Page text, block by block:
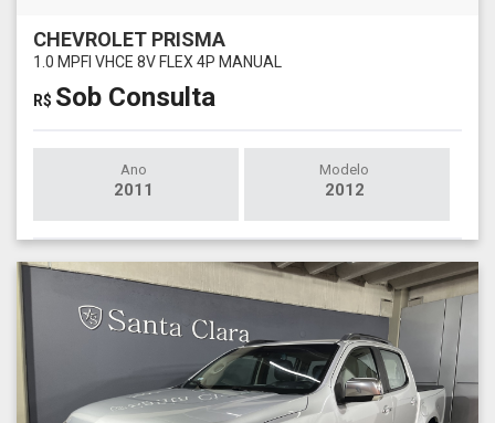
CHEVROLET PRISMA
1.0 MPFI VHCE 8V FLEX 4P MANUAL
R$ Sob Consulta
Ano
2011
Modelo
2012